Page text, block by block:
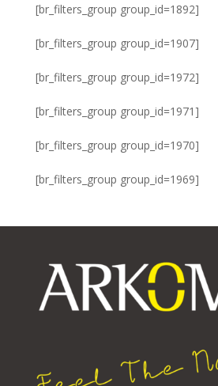
[br_filters_group group_id=1892]
[br_filters_group group_id=1907]
[br_filters_group group_id=1972]
[br_filters_group group_id=1971]
[br_filters_group group_id=1970]
[br_filters_group group_id=1969]